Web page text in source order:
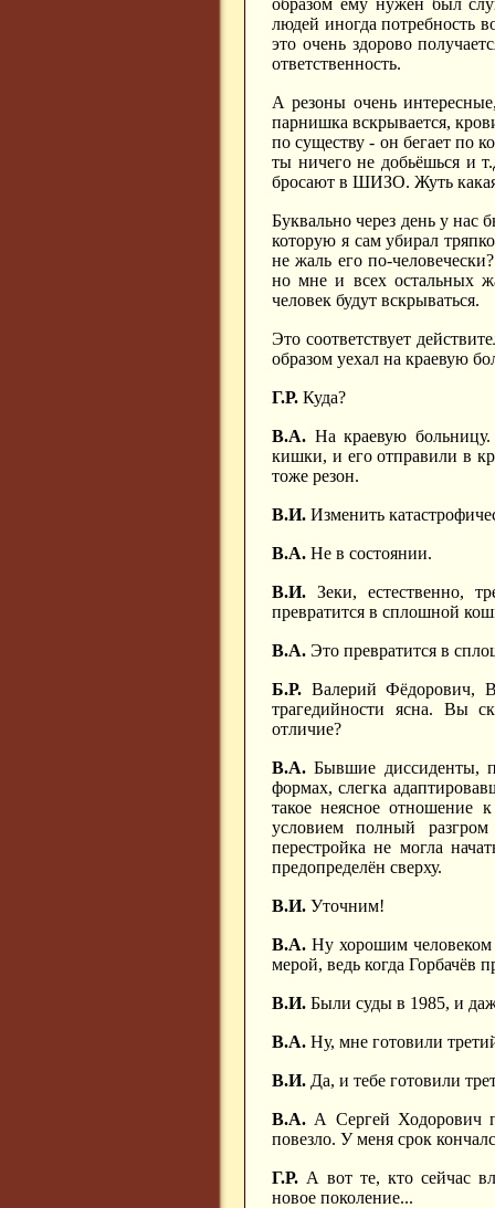
людей иногда потребность
это очень здорово
ответственность.
А резоны очень
парнишка вскрывается,
по существу - он бегает по
ты ничего не добьёшься и
бросают в ШИЗО. Жуть
Буквально через день у нас
которую я сам убирал
не жаль его по-
но мне и всех остальных
человек будут вскрываться.
Это соответствует
образом уехал на краевую
Г.Р. Куда?
В.А. На краевую
кишки, и его отправили в
тоже резон.
В.И. Изменить
В.А. Не в состоянии.
В.И. Зеки, естественно,
превратится в сплошной
В.А. Это превратится в
Б.Р. Валерий Фёдорович,
трагедийности ясна. Вы
отличие?
В.А. Бывшие диссиденты,
формах, слегка
такое неясное отношение
условием полный
перестройка не могла
предопределён сверху.
В.И. Уточним!
В.А. Ну хорошим человеком
мерой, ведь когда Горбачёв
В.И. Были суды в 1985, и
В.А. Ну, мне готовили
В.И. Да, и тебе готовили
В.А. А Сергей Ходорович
повезло. У меня срок
Г.Р. А вот те, кто сейчас
новое поколение...